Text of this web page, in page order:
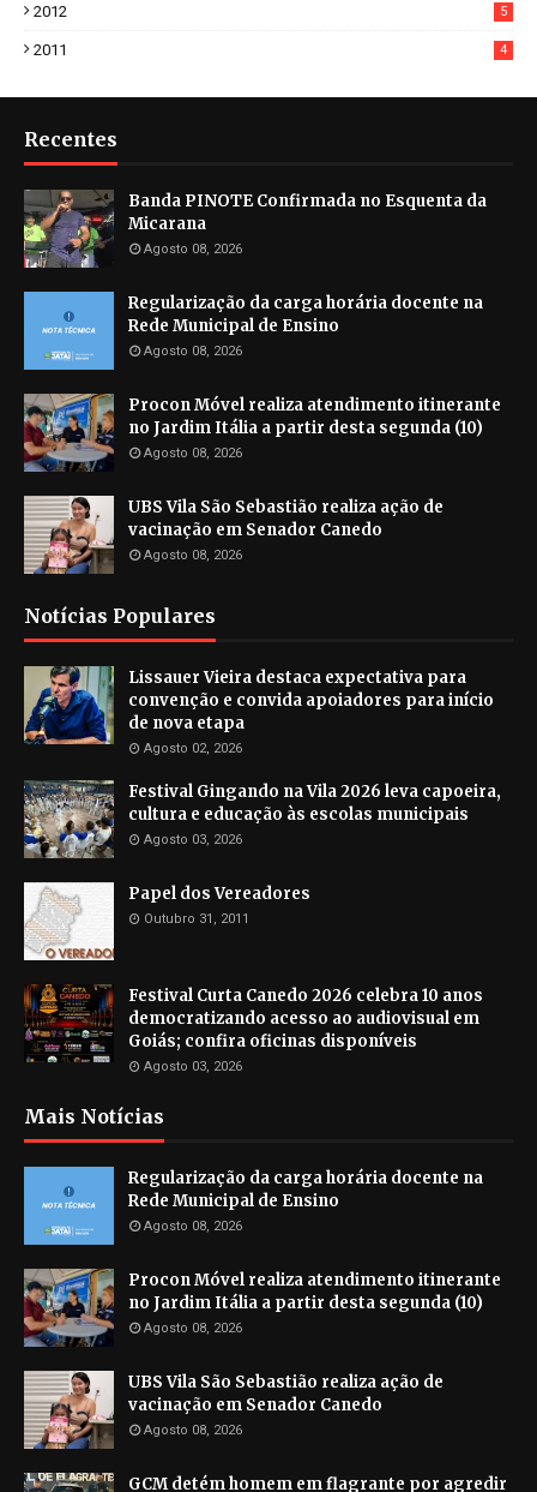
2012 5
2011 4
Recentes
Banda PINOTE Confirmada no Esquenta da
Micarana
Agosto 08, 2026
Regularização da carga horária docente na
Rede Municipal de Ensino
Agosto 08, 2026
Procon Móvel realiza atendimento itinerante
no Jardim Itália a partir desta segunda (10)
Agosto 08, 2026
UBS Vila São Sebastião realiza ação de
vacinação em Senador Canedo
Agosto 08, 2026
Notícias Populares
Lissauer Vieira destaca expectativa para
convenção e convida apoiadores para início
de nova etapa
Agosto 02, 2026
Festival Gingando na Vila 2026 leva capoeira,
cultura e educação às escolas municipais
Agosto 03, 2026
Papel dos Vereadores
Outubro 31, 2011
Festival Curta Canedo 2026 celebra 10 anos
democratizando acesso ao audiovisual em
Goiás; confira oficinas disponíveis
Agosto 03, 2026
Mais Notícias
Regularização da carga horária docente na
Rede Municipal de Ensino
Agosto 08, 2026
Procon Móvel realiza atendimento itinerante
no Jardim Itália a partir desta segunda (10)
Agosto 08, 2026
UBS Vila São Sebastião realiza ação de
vacinação em Senador Canedo
Agosto 08, 2026
GCM detém homem em flagrante por agredir